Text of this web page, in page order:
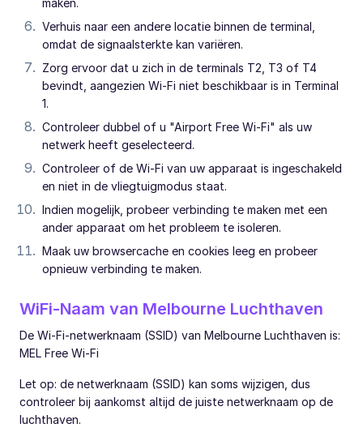
Verhuis naar een andere locatie binnen de terminal,
omdat de signaalsterkte kan variëren.
Zorg ervoor dat u zich in de terminals T2, T3 of T4
bevindt, aangezien Wi-Fi niet beschikbaar is in Terminal
1.
Controleer dubbel of u "Airport Free Wi-Fi" als uw
netwerk heeft geselecteerd.
Controleer of de Wi-Fi van uw apparaat is ingeschakeld
en niet in de vliegtuigmodus staat.
Indien mogelijk, probeer verbinding te maken met een
ander apparaat om het probleem te isoleren.
Maak uw browsercache en cookies leeg en probeer
opnieuw verbinding te maken.
WiFi-Naam van Melbourne Luchthaven
De Wi-Fi-netwerknaam (SSID) van Melbourne Luchthaven is:
MEL Free Wi-Fi
Let op: de netwerknaam (SSID) kan soms wijzigen, dus
controleer bij aankomst altijd de juiste netwerknaam op de
luchthaven.